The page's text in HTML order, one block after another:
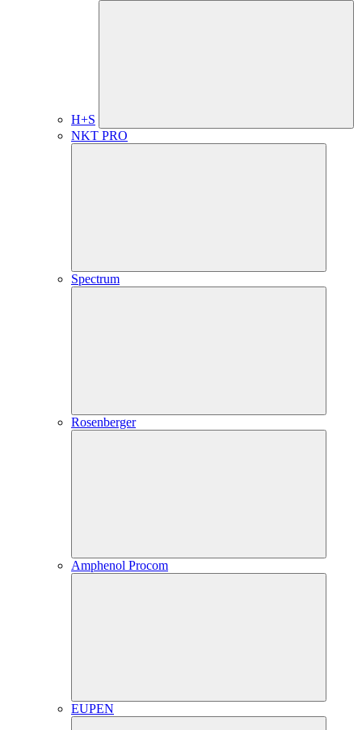
H+S
NKT PRO
Spectrum
Rosenberger
Amphenol Procom
EUPEN